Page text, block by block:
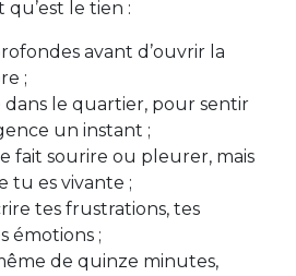
le tien :
avant d’ouvrir la
;
dans le quartier, pour sentir
un instant ;
fait sourire ou pleurer, mais
tu es vivante ;
tes frustrations, tes
émotions ;
de quinze minutes,